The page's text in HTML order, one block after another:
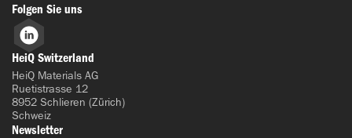
Folgen Sie uns
LinkedIn
HeiQ Switzerland
HeiQ Materials AG
Ruetistrasse 12
8952 Schlieren (Zürich)
Schweiz
Newsletter